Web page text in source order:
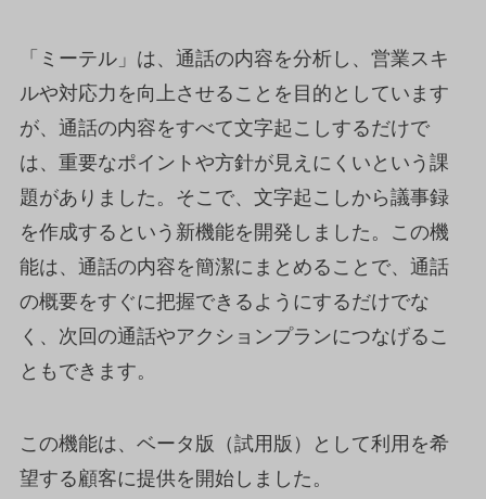
「ミーテル」は、通話の内容を分析し、営業スキ
ルや対応力を向上させることを目的としています
が、通話の内容をすべて文字起こしするだけで
は、重要なポイントや方針が見えにくいという課
題がありました。そこで、文字起こしから議事録
を作成するという新機能を開発しました。この機
能は、通話の内容を簡潔にまとめることで、通話
の概要をすぐに把握できるようにするだけでな
く、次回の通話やアクションプランにつなげるこ
ともできます。
この機能は、ベータ版（試用版）として利用を希
望する顧客に提供を開始しました。